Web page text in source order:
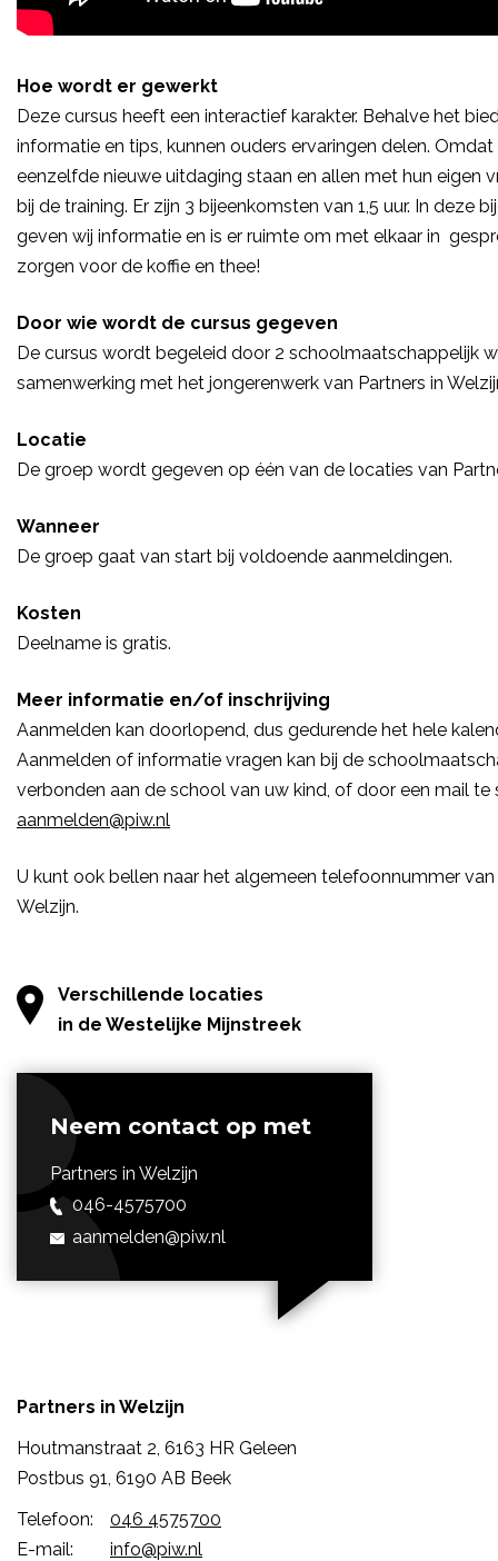
Hoe wordt er gewerkt
Deze cursus heeft een interactief karakter. Behalve het
informatie en tips, kunnen ouders ervaringen delen.
eenzelfde nieuwe uitdaging staan en allen met hun eigen
bij de training. Er zijn 3 bijeenkomsten van 1,5 uur. In deze
geven wij informatie en is er ruimte om met elkaar in
zorgen voor de koffie en thee!
Door wie wordt de cursus gegeven
De cursus wordt begeleid door 2 schoolmaatschappelijk
samenwerking met het jongerenwerk van Partners in
Locatie
De groep wordt gegeven op één van de locaties van
Wanneer
De groep gaat van start bij voldoende aanmeldingen.
Kosten
Deelname is gratis.
Meer informatie en/of inschrijving
Aanmelden kan doorlopend, dus gedurende het hele
Aanmelden of informatie vragen kan bij de
verbonden aan de school van uw kind, of door een mail te
aanmelden@piw.nl
U kunt ook bellen naar het algemeen telefoonnummer van
Welzijn.
Verschillende locaties
in de Westelijke Mijnstreek
Neem contact op met
Partners in Welzijn
046-4575700
aanmelden@piw.nl
Partners in Welzijn
Houtmanstraat 2, 6163 HR Geleen
Postbus 91, 6190 AB Beek
Telefoon:
046 4575700
E-mail:
info@piw.nl